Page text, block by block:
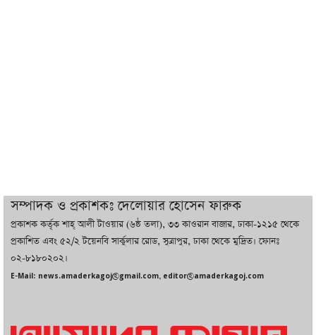
বাজারে কাঁচা মরিচে ‘আগুন’, ‘এত দাম তো
আগে দেখিনি’
সম্পাদক ও প্রকাশকঃ দেলোয়ার হোসেন ফারুক
প্রকাশক কর্তৃক শাহ্ আলী টাওয়ার (৬ষ্ঠ তলা), ৩৩ কাওরান বাজার, ঢাকা-১২১৫ থেকে
প্রকাশিত এবং ৫২/২ টয়েনবি সার্কুলার রোড, সুত্রাপুর, ঢাকা থেকে মুদ্রিত। ফোনঃ
০২-৮১৮০২০২।
E-Mail: news.amaderkagoj@gmail.com, editor@amaderkagoj.com